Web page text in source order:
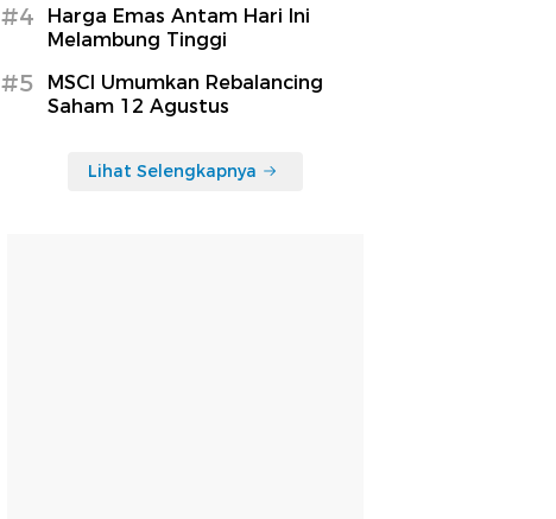
#4
Harga Emas Antam Hari Ini
Melambung Tinggi
#5
MSCI Umumkan Rebalancing
Saham 12 Agustus
Lihat Selengkapnya